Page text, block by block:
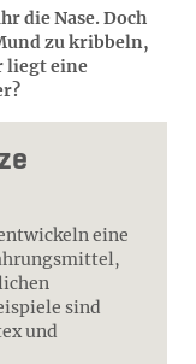
die Nase. Doch
zu kribbeln,
liegt eine
eine
sind
und